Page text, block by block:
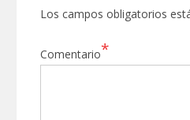
Los campos obligatorios
Comentario*